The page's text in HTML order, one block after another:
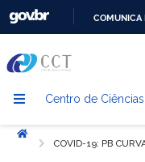
COMUNICA
Centro de
Início
COVID-19: PB